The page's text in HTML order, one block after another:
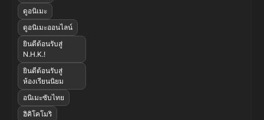
ดูอนิเมะ
ดูอนิเมะออนไลน์
ยินดีต้อนรับสู่
N.H.K.!
ยินดีต้อนรับสู่
ห้องเรียนนิยม
อนิเมะซับไทย
ฮิคิโคโมริ